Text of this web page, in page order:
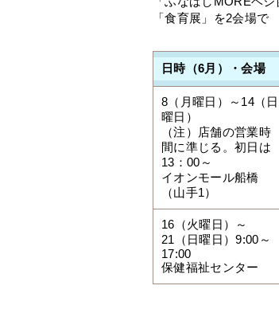
「食育展」を2会場で
日時（6月）・会場
8（月曜日）～14（日
曜日）
（注）店舗の営業時
間に準じる。初日は
13：00～
イオンモール船橋
（山手1）
16（火曜日）～
21（日曜日）9:00～
17:00
保健福祉センター